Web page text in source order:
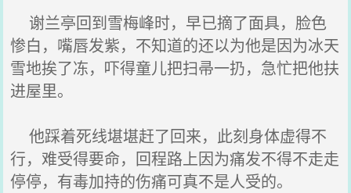
谢兰亭回到雪梅峰时，早已摘了面具，脸色
惨白，嘴唇发紫，不知道的还以为他是因为冰天
雪地挨了冻，吓得童儿把扫帚一扔，急忙把他扶
进屋里。
他踩着死线堪堪赶了回来，此刻身体虚得不
行，难受得要命，回程路上因为痛发不得不走走
停停，有毒加持的伤痛可真不是人受的。